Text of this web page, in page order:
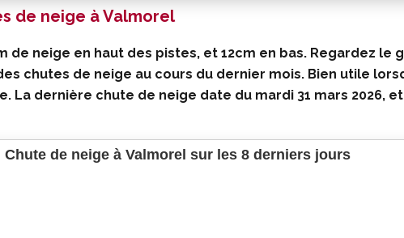
de neige à Valmorel
de neige en haut des pistes, et 12cm en bas. Regardez le
chutes de neige au cours du dernier mois. Bien utile
La dernière chute de neige date du mardi 31 mars 2026,
Chute de neige à Valmorel sur les 8 derniers jours